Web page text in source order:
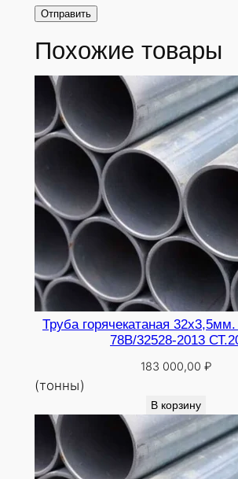
Похожие товары
Труба горячекатаная
78В/32528-2013
183 000,00 ₽
(тонны)
В корзину